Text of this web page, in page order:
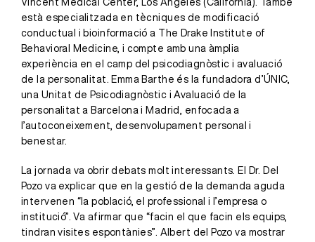
Vincent Medical Center, Los Angeles (Califòrnia). També
està especialitzada en tècniques de modificació
conductual i bioinformació a The Drake Institute of
Behavioral Medicine, i compte amb una àmplia
experiència en el camp del psicodiagnòstic i avaluació
de la personalitat. Emma Barthe és la fundadora d’ÚNIC,
una Unitat de Psicodiagnòstic i Avaluació de la
personalitat a Barcelona i Madrid, enfocada a
l’autoconeixement, desenvolupament personal i
benestar.
La jornada va obrir debats molt interessants. El Dr. Del
Pozo va explicar que en la gestió de la demanda aguda
intervenen “la població, el professional i l’empresa o
institució”. Va afirmar que “facin el que facin els equips,
tindran visites espontànies”. Albert del Pozo va mostrar